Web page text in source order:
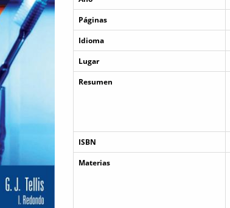
Páginas
Idioma
Lugar
Resumen
ISBN
Materias